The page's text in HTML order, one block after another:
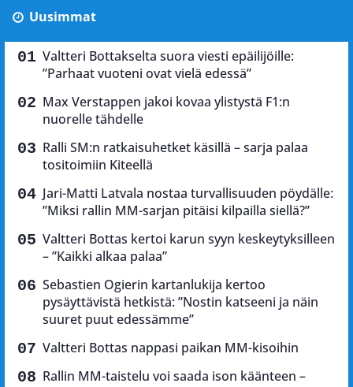
Uusimmat
Valtteri Bottakselta suora viesti epäilijöille:
”Parhaat vuoteni ovat vielä edessä”
Max Verstappen jakoi kovaa ylistystä F1:n
nuorelle tähdelle
Ralli SM:n ratkaisuhetket käsillä – sarja palaa
tositoimiin Kiteellä
Jari-Matti Latvala nostaa turvallisuuden pöydälle:
”Miksi rallin MM-sarjan pitäisi kilpailla siellä?”
Valtteri Bottas kertoi karun syyn keskeytyksilleen
– ”Kaikki alkaa palaa”
Sebastien Ogierin kartanlukija kertoo
pysäyttävistä hetkistä: ”Nostin katseeni ja näin
suuret puut edessämme”
Valtteri Bottas nappasi paikan MM-kisoihin
Rallin MM-taistelu voi saada ison käänteen –